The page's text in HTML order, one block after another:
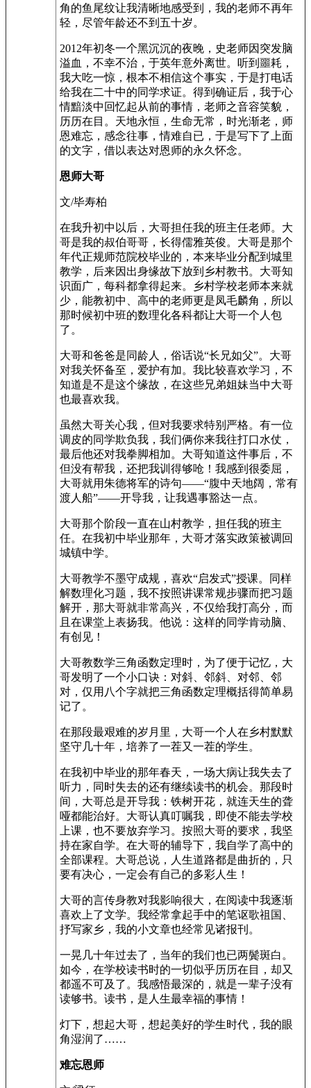
角的鱼尾纹让我清晰地感受到，我的老师不再年
轻，尽管年龄还不到五十岁。
2012年初冬一个黑沉沉的夜晚，史老师因突发脑
溢血，不幸不治，于英年意外离世。听到噩耗，
我大吃一惊，根本不相信这个事实，于是打电话
给我在二十中的同学求证。得到确证后，我于心
情黯淡中回忆起从前的事情，老师之音容笑貌，
历历在目。天地永恒，生命无常，时光渐老，师
恩难忘，感念往事，情难自已，于是写下了上面
的文字，借以表达对恩师的永久怀念。
恩师大哥
文/毕寿柏
在我升初中以后，大哥担任我的班主任老师。大
哥是我的叔伯哥哥，长得儒雅英俊。大哥是那个
年代正规师范院校毕业的，本来毕业分配到城里
教学，后来因出身缘故下放到乡村教书。大哥知
识面广，每科都拿得起来。乡村学校老师本来就
少，能教初中、高中的老师更是凤毛麟角，所以
那时候初中班的数理化各科都让大哥一个人包
了。
大哥和爸爸是同龄人，俗话说“长兄如父”。大哥
对我关怀备至，爱护有加。我比较喜欢学习，不
知道是不是这个缘故，在这些兄弟姐妹当中大哥
也最喜欢我。
虽然大哥关心我，但对我要求特别严格。有一位
调皮的同学欺负我，我们俩你来我往打口水仗，
最后他还对我拳脚相加。大哥知道这件事后，不
但没有帮我，还把我训得够呛！我感到很委屈，
大哥就用朱德将军的诗句——“腹中天地阔，常有
渡人船”——开导我，让我遇事豁达一点。
大哥那个阶段一直在山村教学，担任我的班主
任。在我初中毕业那年，大哥才落实政策被调回
城镇中学。
大哥教学不墨守成规，喜欢“启发式”授课。同样
解数理化习题，我不按照讲课常规步骤而把习题
解开，那大哥就非常高兴，不仅给我打高分，而
且在课堂上表扬我。他说：这样的同学肯动脑、
有创见！
大哥教数学三角函数定理时，为了便于记忆，大
哥发明了一个小口诀：对斜、邻斜、对邻、邻
对，仅用八个字就把三角函数定理概括得简单易
记了。
在那段最艰难的岁月里，大哥一个人在乡村默默
坚守几十年，培养了一茬又一茬的学生。
在我初中毕业的那年春天，一场大病让我失去了
听力，同时失去的还有继续读书的机会。那段时
间，大哥总是开导我：铁树开花，就连天生的聋
哑都能治好。大哥认真叮嘱我，即使不能去学校
上课，也不要放弃学习。按照大哥的要求，我坚
持在家自学。在大哥的辅导下，我自学了高中的
全部课程。大哥总说，人生道路都是曲折的，只
要有决心，一定会有自己的多彩人生！
大哥的言传身教对我影响很大，在阅读中我逐渐
喜欢上了文学。我经常拿起手中的笔讴歌祖国、
抒写家乡，我的小文章也经常见诸报刊。
一晃几十年过去了，当年的我们也已两鬓斑白。
如今，在学校读书时的一切似乎历历在目，却又
都遥不可及了。我感悟最深的，就是一辈子没有
读够书。读书，是人生最幸福的事情！
灯下，想起大哥，想起美好的学生时代，我的眼
角湿润了……
难忘恩师